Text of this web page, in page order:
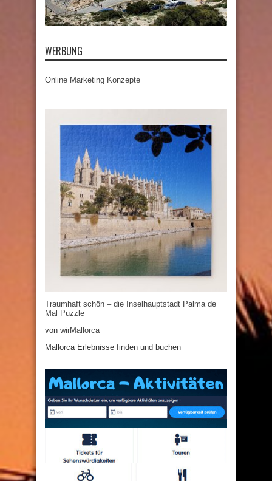
WERBUNG
Online Marketing Konzepte
Traumhaft schön – die Inselhauptstadt Palma de
Mal Puzzle
von wirMallorca
Mallorca Erlebnisse finden und buchen